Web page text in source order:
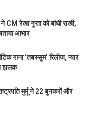
CM रेखा गुप्ता को बांधी राखी,
आभार
गाना ‘तबस्सुम’ रिलीज, प्यार
झलक
मुर्मू ने 22 बुनकरों और